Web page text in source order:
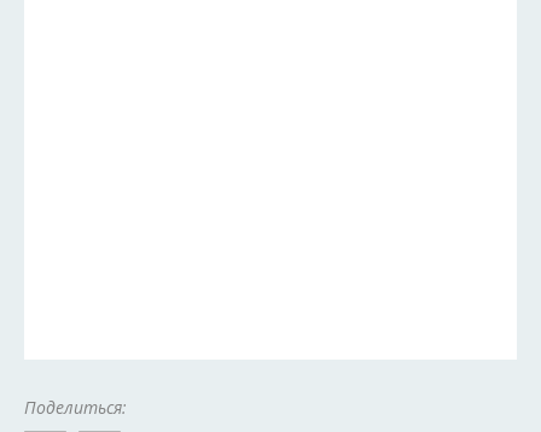
Поделиться: